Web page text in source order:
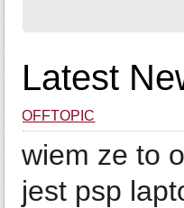
Latest
OFFTOPIC
wiem ze to
jest psp